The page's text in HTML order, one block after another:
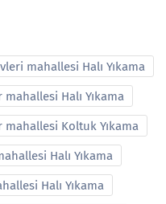
mahallesi Halı Yıkama
Halı Yıkama
mahallesi Koltuk Yıkama
Halı Yıkama
Halı Yıkama